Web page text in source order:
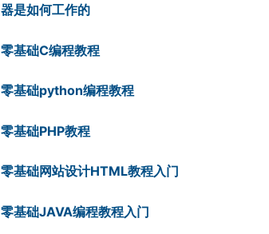
器是如何工作的
零基础C编程教程
零基础python编程教程
零基础PHP教程
零基础网站设计HTML教程入门
零基础JAVA编程教程入门